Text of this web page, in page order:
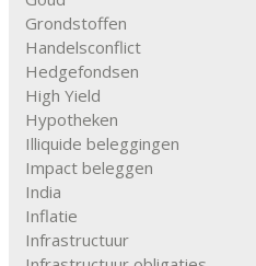
Grondstoffen
Handelsconflict
Hedgefondsen
High Yield
Hypotheken
Illiquide beleggingen
Impact beleggen
India
Inflatie
Infrastructuur